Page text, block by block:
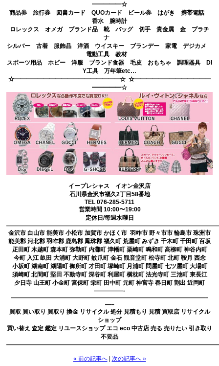
━━━━━☆
商品券 旅行券 図書カード QUOカード ビール券 はがき 携帯電話
香水 腕時計
ロレックス オメガ ブランド品 靴 バッグ 切手 貴金属 金 プラチ
ナ
シルバー 古着 服飾品 洋酒 ウイスキー ブランデー 家電 デジカメ
電動工具 教材
スポーツ用品 ホビー 洋服 ブランド食器 毛皮 おもちゃ 調理器具 DI
Y工具 万年筆etc…
☆━━━━━━━━━━━━━━━━━━☆ ☆━━━━━━━━━━━━━
━━━━━☆
イープレシャス イオン金沢店
石川県金沢市福久2丁目58番地
TEL 076-285-5711
営業時間 10:00〜19:00
定休日/毎週水曜日
金沢市 白山市 能美市 小松市 加賀市 かほく市 羽咋市 野々市市 輪島市 珠洲市
能美郡 河北郡 羽咋郡 鹿島郡 鳳珠郡 福久町 荒屋町 みずき 千木町 千田町 百坂
疋田町 木越町 森本町 弥勒町 内灘町 津幡町 粟崎町 鳴和町 高柳町 神谷内町
今町 入江 畝田 大浦町 大野町 蚊爪町 金石 観音堂町 松寺町 北町 鞍月 西念
小坂町 湖南町 湖陽町 御所町 才田町 塚崎町 月浦町 問屋町 七ツ屋町 大場町
須崎町 北間町 堅田 不動寺町 深谷町 利屋町 横枕町 法光寺町 三池町 東長江
夕日寺 山王町 小金町 宮保町 栄町 田中町 元町 神宮寺 春日町 割出 近岡町
—————-
—————————————————————————————————–
—–
買取 買い取り 買取り 換金 リサイクル 処分 見積もり 見積 買取店 リサイクル
ショップ
買い替え 査定 鑑定 リユースショップ エコ eco 中古店 売る 売りたい 引き取り
不要品
« 前の記事へ| 次の記事へ »